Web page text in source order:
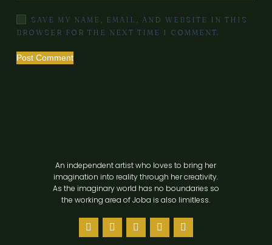
SAVE MY NAME, EMAIL, AND WEBSITE IN THIS
BROWSER FOR THE NEXT TIME I COMMENT.
Post Comment
An independent artist who loves to bring her
imagination into reality through her creativity.
As the imaginary world has no boundaries so
the working area of Joba is also limitless.